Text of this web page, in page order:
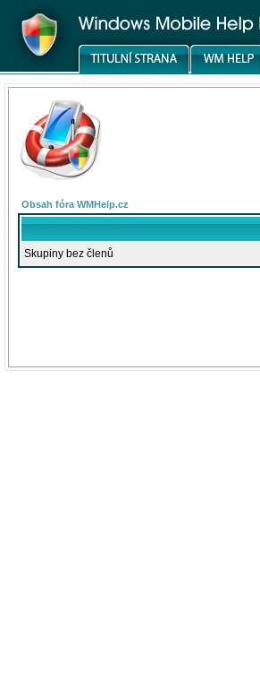
Obsah fóra WMHelp.cz
Skupiny bez členů